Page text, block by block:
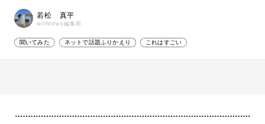
若松 真平
withnews編集部
聞いてみた ネットで話題ふりかえり これはすごい